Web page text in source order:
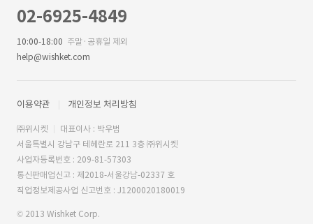
02-6925-4849
10:00-18:00 주말·공휴일 제외
help@wishket.com
이용약관 개인정보 처리방침
㈜위시켓
대표이사 : 박우범
서울특별시 강남구 테헤란로 211 3층 ㈜위시켓
사업자등록번호 : 209-81-57303
통신판매업신고 : 제2018-서울강남-02337 호
직업정보제공사업 신고번호 : J1200020180019
© 2013 Wishket Corp.